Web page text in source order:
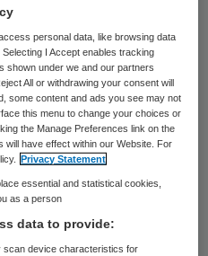
Bureau voor de
steeg van
dat gemiddeld
zich in het
gemeld.
personal data, like browsing data
I Accept enables tracking
shown under we and our partners
All or withdrawing your consent will
some content and ads you see may not
this menu to change your choices or
the Manage Preferences link on the
will have effect within our Website. For
Privacy Statement
essential and statistical cookies,
as a person
data to provide:
scan device characteristics for